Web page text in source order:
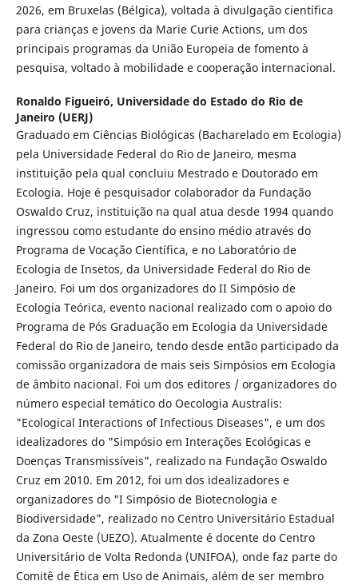
2026, em Bruxelas (Bélgica), voltada à divulgação científica
para crianças e jovens da Marie Curie Actions, um dos
principais programas da União Europeia de fomento à
pesquisa, voltado à mobilidade e cooperação internacional.
Ronaldo Figueiró, Universidade do Estado do Rio de
Janeiro (UERJ)
Graduado em Ciências Biológicas (Bacharelado em Ecologia)
pela Universidade Federal do Rio de Janeiro, mesma
instituição pela qual concluiu Mestrado e Doutorado em
Ecologia. Hoje é pesquisador colaborador da Fundação
Oswaldo Cruz, instituição na qual atua desde 1994 quando
ingressou como estudante do ensino médio através do
Programa de Vocação Científica, e no Laboratório de
Ecologia de Insetos, da Universidade Federal do Rio de
Janeiro. Foi um dos organizadores do II Simpósio de
Ecologia Teórica, evento nacional realizado com o apoio do
Programa de Pós Graduação em Ecologia da Universidade
Federal do Rio de Janeiro, tendo desde então participado da
comissão organizadora de mais seis Simpósios em Ecologia
de âmbito nacional. Foi um dos editores / organizadores do
número especial temático do Oecologia Australis:
"Ecological Interactions of Infectious Diseases", e um dos
idealizadores do "Simpósio em Interações Ecológicas e
Doenças Transmissíveis", realizado na Fundação Oswaldo
Cruz em 2010. Em 2012, foi um dos idealizadores e
organizadores do "I Simpósio de Biotecnologia e
Biodiversidade", realizado no Centro Universitário Estadual
da Zona Oeste (UEZO). Atualmente é docente do Centro
Universitário de Volta Redonda (UNIFOA), onde faz parte do
Comitê de Ética em Uso de Animais, além de ser membro